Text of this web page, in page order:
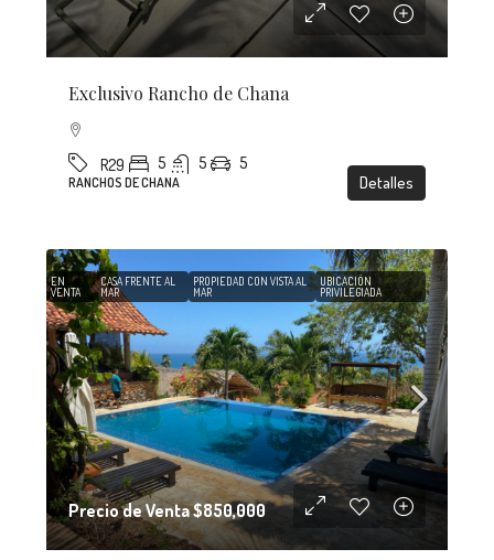
Exclusivo Rancho de Chana
R29 5 5 5
RANCHOS DE CHANA Detalles
EN
VENTA
CASA FRENTE AL
MAR
PROPIEDAD CON VISTA AL
MAR
UBICACIÓN
PRIVILEGIADA
Precio de Venta$850,000